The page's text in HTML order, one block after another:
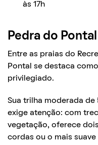
às 17h
Pedra do Pontal
Entre as praias do
Pontal se destaca
privilegiado.
Sua trilha moderada
exige atenção: com
vegetação, oferece
cordas ou o mais